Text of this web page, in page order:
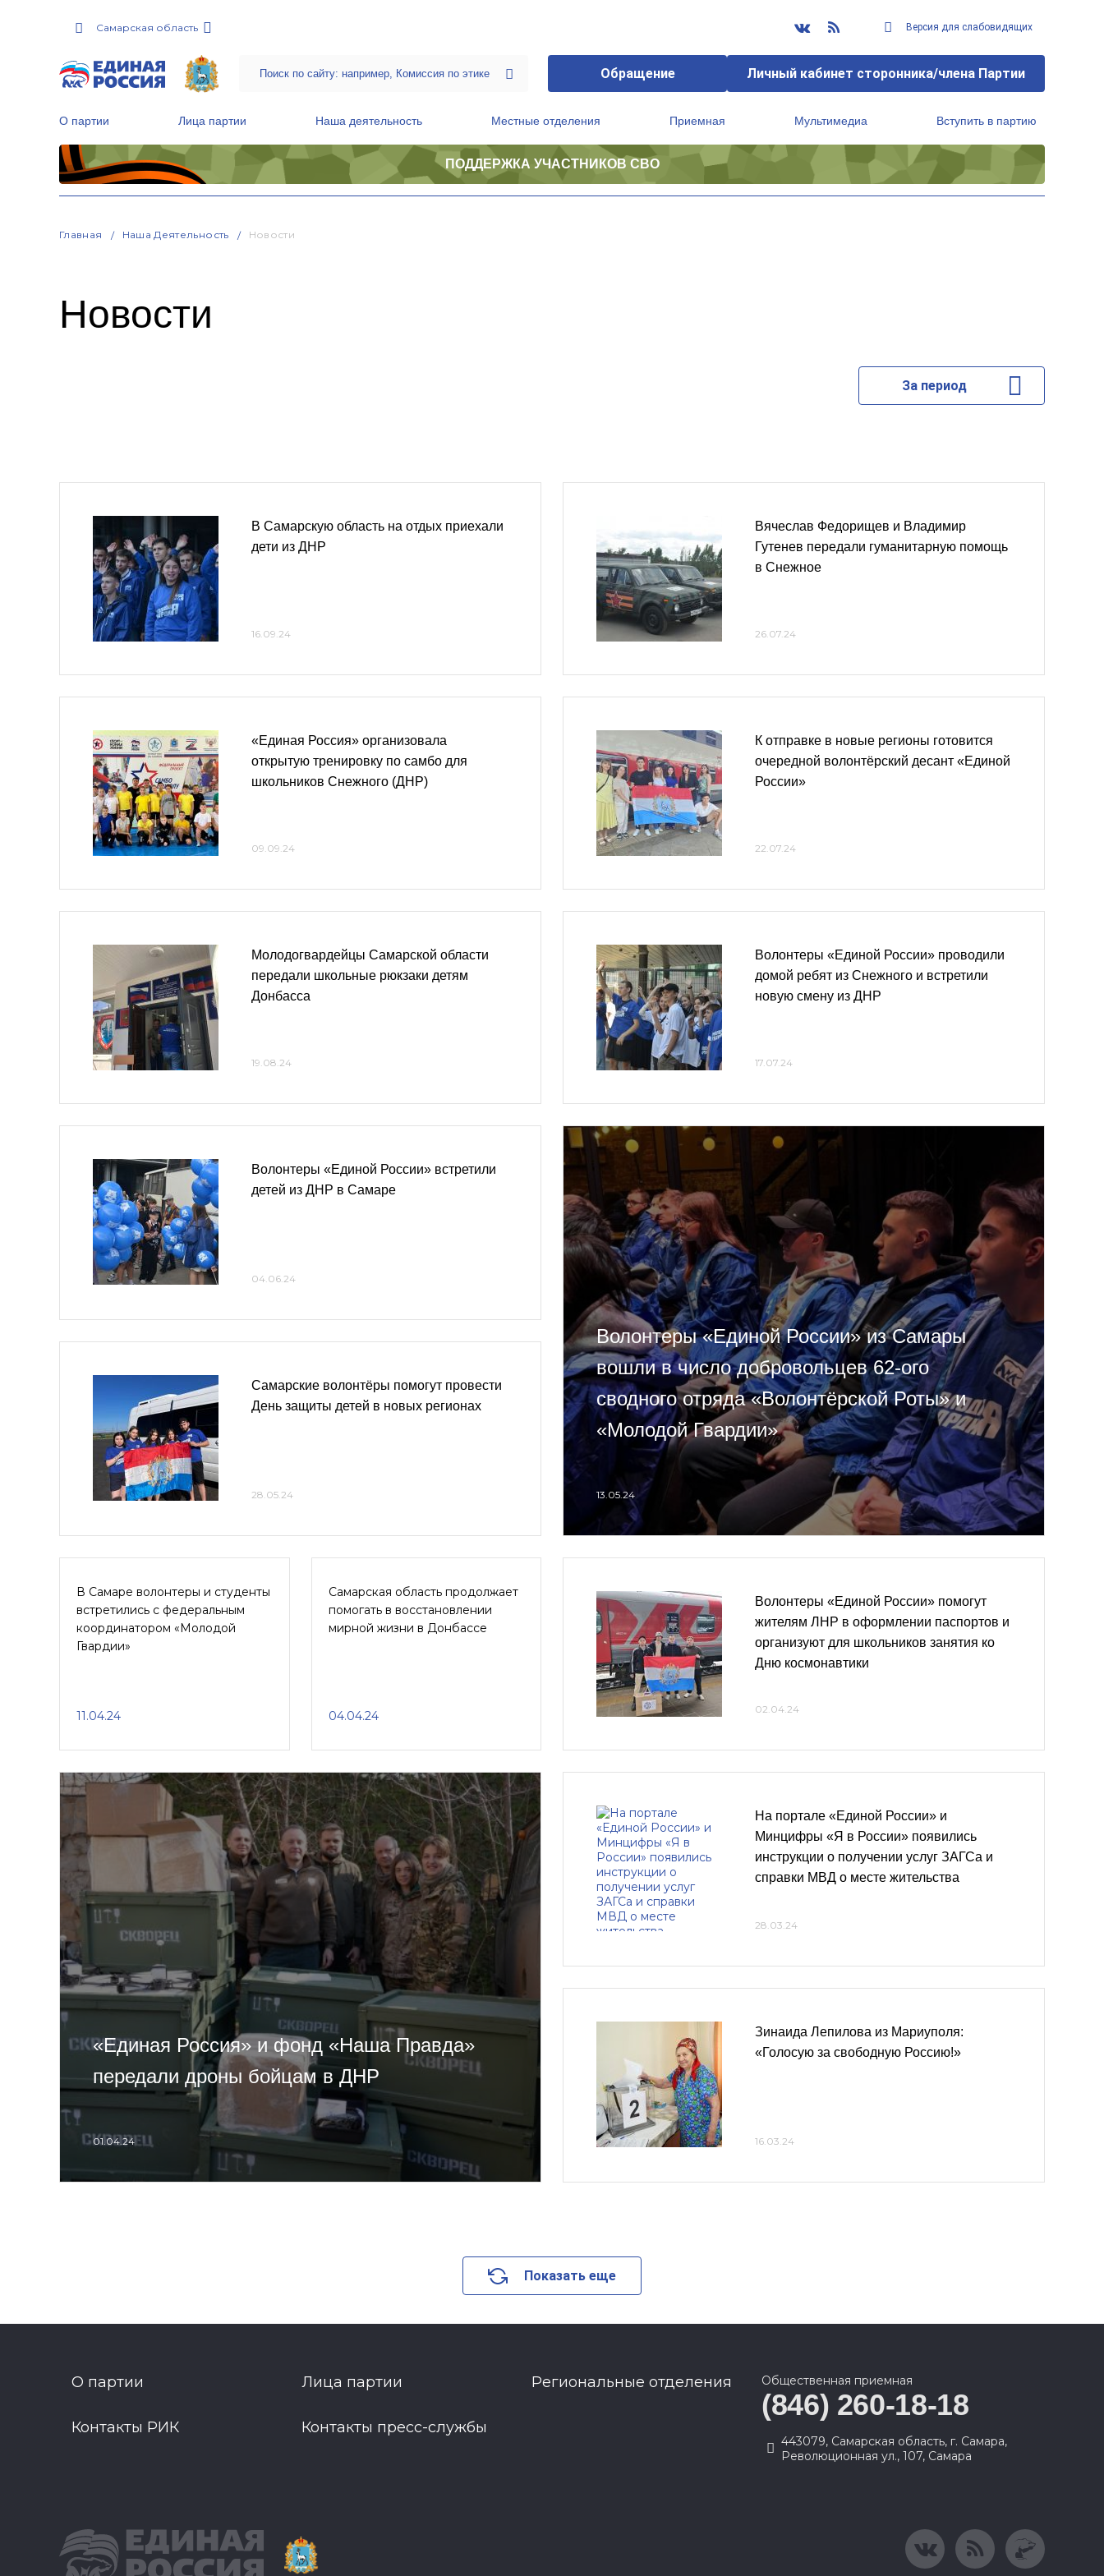
Самарская область Версия для слабовидящих
Обращение Личный кабинет сторонника/члена Партии
О партии Лица партии Наша деятельность Местные отделения Приемная Мультимедиа Вступить в партию
ПОДДЕРЖКА УЧАСТНИКОВ СВО
Главная Наша Деятельность Новости
Новости
За период
В Самарскую область на отдых приехали
дети из ДНР
16.09.24
«Единая Россия» организовала
открытую тренировку по самбо для
школьников Снежного (ДНР)
09.09.24
Молодогвардейцы Самарской области
передали школьные рюкзаки детям
Донбасса
19.08.24
Вячеслав Федорищев и Владимир
Гутенев передали гуманитарную помощь
в Снежное
26.07.24
К отправке в новые регионы готовится
очередной волонтёрский десант «Единой
России»
22.07.24
Волонтеры «Единой России» проводили
домой ребят из Снежного и встретили
новую смену из ДНР
17.07.24
Волонтеры «Единой России» встретили
детей из ДНР в Самаре
04.06.24
Самарские волонтёры помогут провести
День защиты детей в новых регионах
28.05.24
Волонтеры «Единой России» из Самары
вошли в число добровольцев 62-ого
сводного отряда «Волонтёрской Роты» и
«Молодой Гвардии»
13.05.24
В Самаре волонтеры и студенты
встретились с федеральным
координатором «Молодой
Гвардии»
11.04.24
Самарская область продолжает
помогать в восстановлении
мирной жизни в Донбассе
04.04.24
Волонтеры «Единой России» помогут
жителям ЛНР в оформлении паспортов и
организуют для школьников занятия ко
Дню космонавтики
02.04.24
«Единая Россия» и фонд «Наша Правда»
передали дроны бойцам в ДНР
01.04.24
На портале «Единой России» и
Минцифры «Я в России» появились
инструкции о получении услуг ЗАГСа и
справки МВД о месте жительства
28.03.24
Зинаида Лепилова из Мариуполя:
«Голосую за свободную Россию!»
16.03.24
Показать еще
О партии Лица партии Региональные отделения
Контакты РИК Контакты пресс-службы
Общественная приемная
(846) 260-18-18
443079, Самарская область, г. Самара,
Революционная ул., 107, Самара